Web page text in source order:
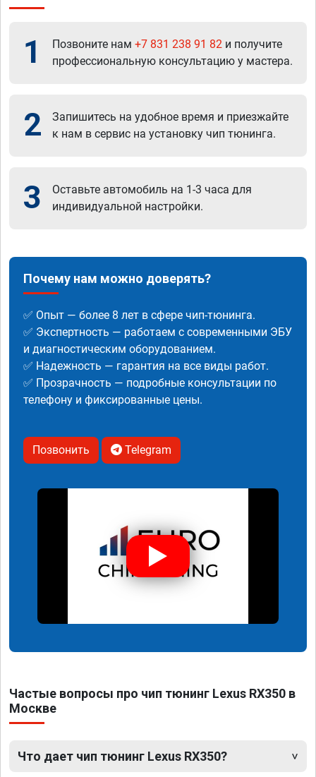
1 Позвоните нам +7 831 238 91 82 и получите
профессиональную консультацию у мастера.
2
Запишитесь на удобное время и приезжайте
к нам в сервис на установку чип тюнинга.
3
Оставьте автомобиль на 1-3 часа для
индивидуальной настройки.
Почему нам можно доверять?
✅ Опыт — более 8 лет в сфере чип-тюнинга.
✅ Экспертность — работаем с современными ЭБУ
и диагностическим оборудованием.
✅ Надежность — гарантия на все виды работ.
✅ Прозрачность — подробные консультации по
телефону и фиксированные цены.
Позвонить Telegram
Частые вопросы про чип тюнинг Lexus RX350 в
Москве
Что дает чип тюнинг Lexus RX350?